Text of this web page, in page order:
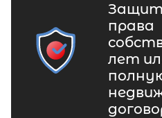
права
лет